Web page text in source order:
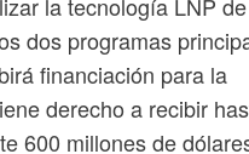
la tecnología LNP de
dos programas
financiación para la
derecho a recibir
600 millones de